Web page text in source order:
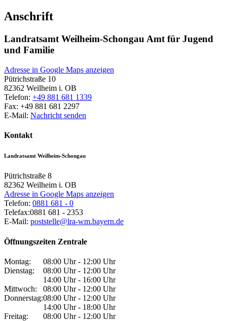
Anschrift
Landratsamt Weilheim-Schongau Amt für Jugend
und Familie
Adresse in Google Maps anzeigen
Pütrichstraße 10
82362 Weilheim i. OB
Telefon: +49 881 681 1339
Fax: +49 881 681 2297
E-Mail: Nachricht senden
Kontakt
Landratsamt Weilheim-Schongau
Pütrichstraße 8
82362 Weilheim i. OB
Adresse in Google Maps anzeigen
Telefon: 0881 681 - 0
Telefax:0881 681 - 2353
E-Mail: poststelle@lra-wm.bayern.de
Öffnungszeiten Zentrale
Montag:
08:00 Uhr - 12:00 Uhr
Dienstag:
08:00 Uhr - 12:00 Uhr
14:00 Uhr - 16:00 Uhr
Mittwoch:
08:00 Uhr - 12:00 Uhr
Donnerstag:08:00 Uhr - 12:00 Uhr
14:00 Uhr - 18:00 Uhr
Freitag:
08:00 Uhr - 12:00 Uhr